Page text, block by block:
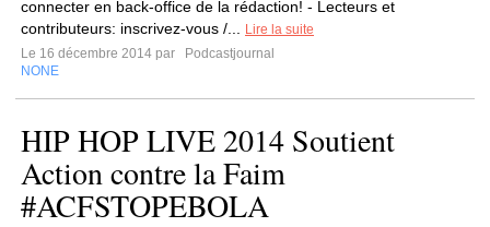
connecter en back-office de la rédaction! - Lecteurs et
contributeurs: inscrivez-vous /...
Lire la suite
Le 16 décembre 2014 par
Podcastjournal
NONE
HIP HOP LIVE 2014 Soutient
Action contre la Faim
#ACFSTOPEBOLA